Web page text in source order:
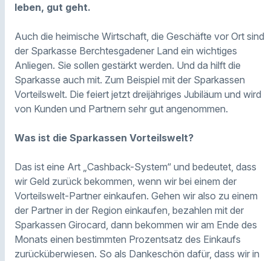
leben, gut geht.
Auch die heimische Wirtschaft, die Geschäfte vor Ort sind
der Sparkasse Berchtesgadener Land ein wichtiges
Anliegen. Sie sollen gestärkt werden. Und da hilft die
Sparkasse auch mit. Zum Beispiel mit der Sparkassen
Vorteilswelt. Die feiert jetzt dreijähriges Jubiläum und wird
von Kunden und Partnern sehr gut angenommen.
Was ist die Sparkassen Vorteilswelt?
Das ist eine Art „Cashback-System“ und bedeutet, dass
wir Geld zurück bekommen, wenn wir bei einem der
Vorteilswelt-Partner einkaufen. Gehen wir also zu einem
der Partner in der Region einkaufen, bezahlen mit der
Sparkassen Girocard, dann bekommen wir am Ende des
Monats einen bestimmten Prozentsatz des Einkaufs
zurücküberwiesen. So als Dankeschön dafür, dass wir in